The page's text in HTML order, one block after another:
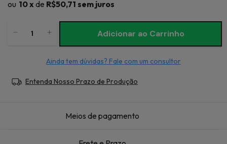
10x de R$50,71 sem juros
Ainda tem dúvidas? Fale com um consultor
Entenda Nosso Prazo de Produção
Meios de pagamento